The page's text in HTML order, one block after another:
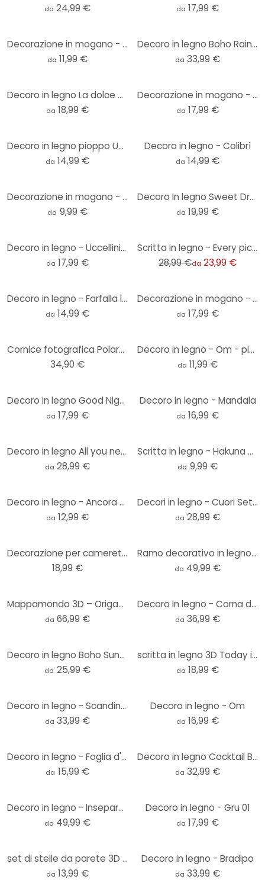
da 24,99 € da 17,99 €
Decorazione in mogano - Colibrì origami
da 11,99 €
Decoro in legno Boho Rainbows
da 33,99 €
Decoro in legno La dolce Vita - modern
da 18,99 €
Decorazione in mogano - Croce in stile origami
da 17,99 €
Decoro in legno pioppo Uccellini (3-pezzi)
da 14,99 €
Decoro in legno - Colibrì
da 14,99 €
Decorazione in mogano - Farfalla origami
da 9,99 €
Decoro in legno Sweet Dreams
da 19,99 €
Decoro in legno - Uccellini (3-pezzi)
da 17,99 €
Scritta in legno - Every picture - pioppo
28,99 €da 23,99 €
Decoro in legno - Farfalla Isabella
da 14,99 €
Decorazione in mogano - Ancora origami
da 17,99 €
Cornice fotografica Polaroid XXL con testo inciso a scelta
34,90 €
Decoro in legno - Om - pioppo
da 11,99 €
Decoro in legno Good Night
da 17,99 €
Decoro in legno - Mandala
da 16,99 €
Decoro in legno All you need is Sleep
da 28,99 €
Scritta in legno - Hakuna Matata
da 9,99 €
Decoro in legno - Ancora - pioppo
da 12,99 €
Decori in legno - Cuori Set (10-pz.)
da 28,99 €
Decorazione per cameretta in legno creature marine in legno di pioppo (6 pezzi) - 50x30 cm
18,99 €
Ramo decorativo in legno con foglie | Decorazione naturale da parete - Pioppo
da 49,99 €
Mappamondo 3D – Origami in mogano
da 66,99 €
Decoro in legno - Corna di cervo (2-pz.)
da 36,99 €
Decoro in legno Boho Sunset (3 parti)
da 25,99 €
scritta in legno 3D Today is a good day to be happy - Pioppo
da 18,99 €
Decoro in legno - Scandinavia
da 33,99 €
Decoro in legno - Om
da 16,99 €
Decoro in legno - Foglia d'acero
da 15,99 €
Decoro in legno Cocktail Bar
da 32,99 €
Decoro in legno - Inseparabili
da 49,99 €
Decoro in legno - Gru 01
da 17,99 €
set di stelle da parete 3D - Decoro in legno di pioppo per la camera dei bambini e la camera da lett
da 13,99 €
Decoro in legno - Bradipo
da 33,99 €